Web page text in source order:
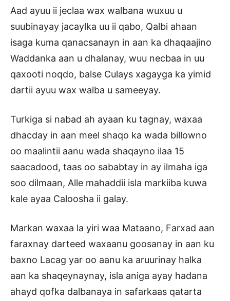
Aad ayuu ii jeclaa wax walbana wuxuu u
suubinayay jacaylka uu ii qabo, Qalbi ahaan
isaga kuma qanacsanayn in aan ka dhaqaajino
Waddanka aan u dhalanay, wuu necbaa in uu
qaxooti noqdo, balse Culays xagayga ka yimid
dartii ayuu wax walba u sameeyay.
Turkiga si nabad ah ayaan ku tagnay, waxaa
dhacday in aan meel shaqo ka wada billowno
oo maalintii aanu wada shaqayno ilaa 15
saacadood, taas oo sababtay in ay ilmaha iga
soo dilmaan, Alle mahaddii isla markiiba kuwa
kale ayaa Caloosha ii galay.
Markan waxaa la yiri waa Mataano, Farxad aan
faraxnay darteed waxaanu goosanay in aan ku
baxno Lacag yar oo aanu ka aruurinay halka
aan ka shaqeynaynay, isla aniga ayay hadana
ahayd qofka dalbanaya in safarkaas qatarta